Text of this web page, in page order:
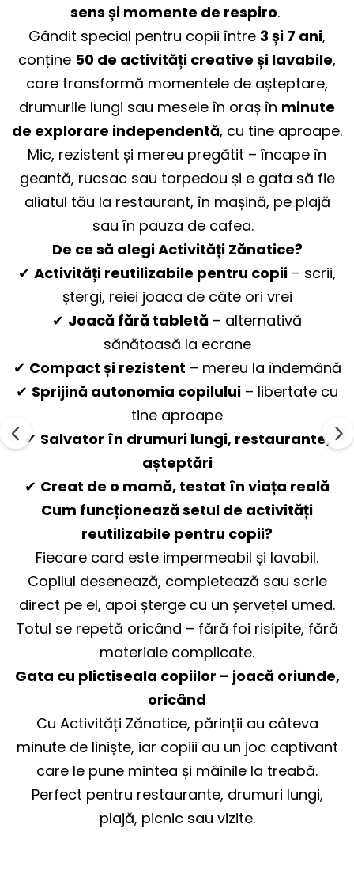
sens și momente de respiro.
Gândit special pentru copii între 3 și 7 ani,
conține 50 de activități creative și lavabile,
care transformă momentele de așteptare,
drumurile lungi sau mesele în oraș în minute
de explorare independentă, cu tine aproape.
Mic, rezistent și mereu pregătit – încape în
geantă, rucsac sau torpedou și e gata să fie
aliatul tău la restaurant, în mașină, pe plajă
sau în pauza de cafea.
De ce să alegi Activități Zănatice?
✔ Activități reutilizabile pentru copii – scrii,
ștergi, reiei joaca de câte ori vrei
✔ Joacă fără tabletă – alternativă
sănătoasă la ecrane
✔ Compact și rezistent – mereu la îndemână
✔ Sprijină autonomia copilului – libertate cu
tine aproape
✔ Salvator în drumuri lungi, restaurante,
așteptări
✔ Creat de o mamă, testat în viața reală
Cum funcționează setul de activități
reutilizabile pentru copii?
Fiecare card este impermeabil și lavabil.
Copilul desenează, completează sau scrie
direct pe el, apoi șterge cu un șervețel umed.
Totul se repetă oricând – fără foi risipite, fără
materiale complicate.
Gata cu plictiseala copiilor – joacă oriunde,
oricând
Cu Activități Zănatice, părinții au câteva
minute de liniște, iar copiii au un joc captivant
care le pune mintea și mâinile la treabă.
Perfect pentru restaurante, drumuri lungi,
plajă, picnic sau vizite.